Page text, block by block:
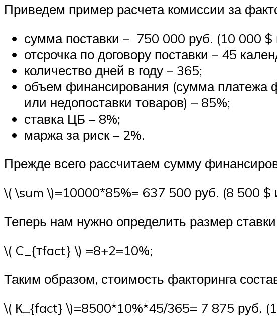
Приведем пример расчета комиссии за
сумма поставки – 750 000 руб. (10 000 $
отсрочка по договору поставки – 45
количество дней в году – 365;
объем финансирования (сумма платежа
или недопоставки товаров) – 85%;
ставка ЦБ – 8%;
маржа за риск – 2%.
Прежде всего рассчитаем сумму
​\( \sum \)​=10000*85%= 637 500 руб. (8 500 $
Теперь нам нужно определить размер
​\( C_{тfact} \)​ =8+2=10%;
Таким образом, стоимость факторинга
​\( К_{fact} \)​=8500*10%*45/365= 7 875 руб.